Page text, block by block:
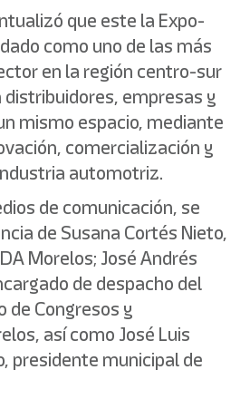
que este la Expo-
como uno de las más
en la región centro-sur
distribuidores, empresas y
mismo espacio, mediante
comercialización y
automotriz.
de comunicación, se
de Susana Cortés Nieto,
Morelos; José Andrés
de despacho del
de Congresos y
así como José Luis
presidente municipal de